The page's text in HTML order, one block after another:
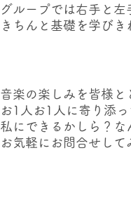
グループでは右手と左
きちんと基礎を学び
音楽の楽しみを皆様
お1人お1人に寄り添
私にできるかしら？な
お気軽にお問合せして